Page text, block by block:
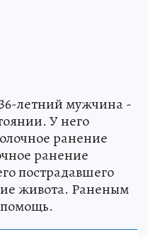
летний мужчина -
У него
ранение
ранение
пострадавшего
живота. Раненым